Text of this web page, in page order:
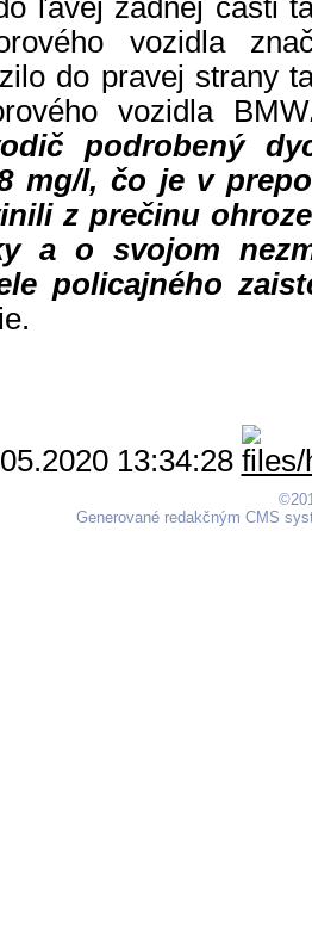
ľavej zadnej časti
vozidla
do pravej strany
vozidla BMW
podrobený
mg/l, čo je v
z prečinu
a o svojom
policajného
13:34:28
Generované redakčným CMS